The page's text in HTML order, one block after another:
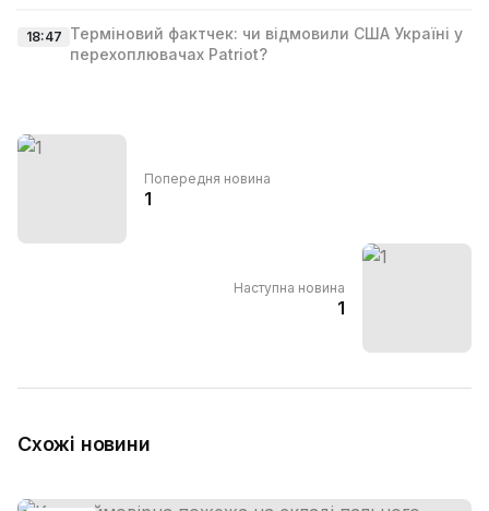
18:47 Терміновий фактчек: чи відмовили США Україні у
перехоплювачах Patriot?
Попередня новина
1
Наступна новина
1
Схожі новини